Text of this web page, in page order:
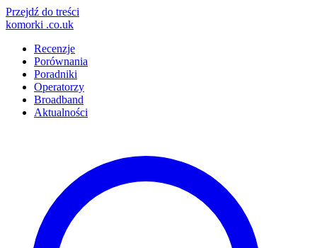
Przejdź do treści
komorki .co.uk
Recenzje
Porównania
Poradniki
Operatorzy
Broadband
Aktualności